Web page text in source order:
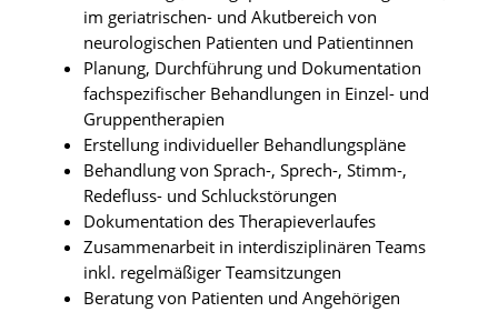
im geriatrischen- und Akutbereich von
neurologischen Patienten und Patientinnen
Planung, Durchführung und Dokumentation
fachspezifischer Behandlungen in Einzel- und
Gruppentherapien
Erstellung individueller Behandlungspläne
Behandlung von Sprach-, Sprech-, Stimm-,
Redefluss- und Schluckstörungen
Dokumentation des Therapieverlaufes
Zusammenarbeit in interdisziplinären Teams
inkl. regelmäßiger Teamsitzungen
Beratung von Patienten und Angehörigen